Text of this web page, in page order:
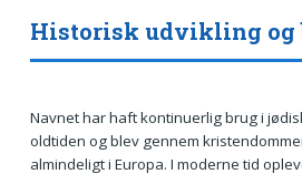
Historisk udvikling og
Navnet har haft kontinuerlig brug i
oldtiden og blev gennem
almindeligt i Europa. I moderne tid